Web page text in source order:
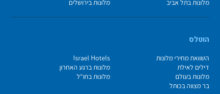
מלונות בתל אביב
מלונות בירושלים
הוטלס
השוואת מחירי מלונות
Israel Hotels
דילים לאילת
מלונות ברגע האחרון
מלונות בעולם
מלונות בחו"ל
בר מצווה בכותל